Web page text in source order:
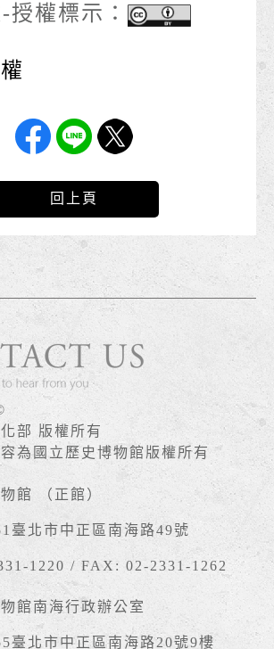
授權標示：
回上頁
部 版權所有
為國立歷史博物館版權所有
館 （正館）
臺北市中正區南海路49號
1220 / FAX: 02-2331-1262
館南海行政辦公室
臺北市中正區南海路20號9樓